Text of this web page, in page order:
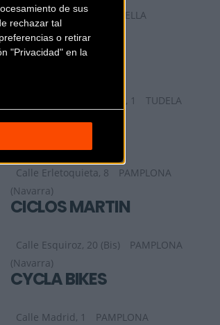
de sus
rechazar tal
o retirar
"Privacidad" en la
Plaza San Agustín
ESTELLA
(Navarra)
CHIQUIBIKE
Calle de la Misericordia, 1
TUDELA
Calle Erletoquieta, 8
PAMPLONA
(Navarra)
CICLOS MARTIN
Calle Esquiroz, 20 (Bis)
PAMPLONA
(Navarra)
CYCLA BIKES
Calle Madrid, 1
PAMPLONA